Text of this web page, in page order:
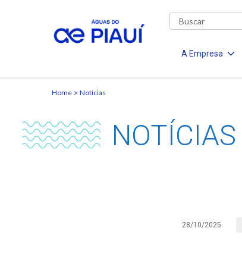
A Empresa
Home Notícias
NOTÍCIAS
28/10/2025